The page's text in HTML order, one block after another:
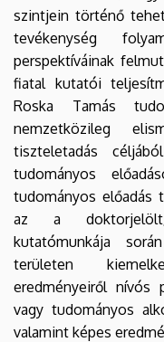
szintjein történő
tevékenység
perspektíváinak
fiatal kutatói
Roska Tamás
nemzetközileg
tiszteletadás
tudományos
tudományos előadás
az a doktorjelölt/
kutatómunkája
területen
eredményeiről nívós
vagy tudományos
valamint képes